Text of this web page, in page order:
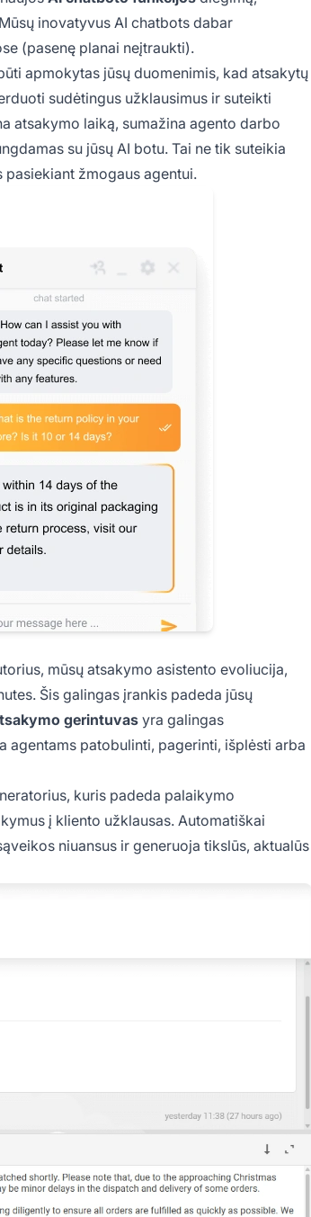
inovatyvus AI chatbots dabar
(pasenę planai neįtraukti).
apmokytas jūsų duomenimis, kad atsakytų
sudėtingus užklausimus ir suteikti
atsakymo laiką, sumažina agento darbo
su jūsų AI botu. Tai ne tik suteikia
žmogaus agentui.
mūsų atsakymo asistento evoliucija,
Šis galingas įrankis padeda jūsų
gerintuvas yra galingas
agentams patobulinti, pagerinti, išplėsti arba
kuris padeda palaikymo
į kliento užklausas. Automatiškai
niuansus ir generuoja tikslūs, aktualūs